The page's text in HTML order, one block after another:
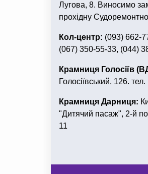
Лугова, 8. Виносимо
прохідну
Кол-центр: (093) 662-
(067) 350-55-33, (044)
Крамниця Голосіїв
Голосіївський, 126.
Крамниця Дарниця:
"Дитячий пасаж", 2-й
11